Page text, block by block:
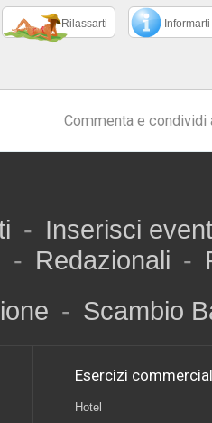
Rilassarti Informarti
Commenta e
- Inserisci
- Redazionali -
- Scambio
Esercizi
Hotel